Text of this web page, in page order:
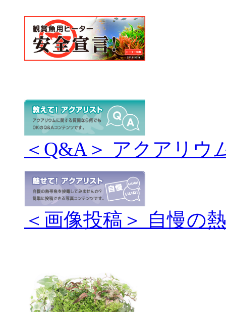
＜Q&A＞ アクアリウ
＜画像投稿＞ 自慢の